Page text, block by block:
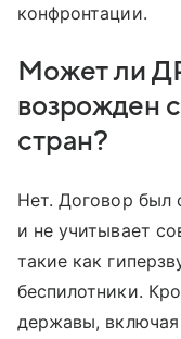
конфронтации.
Может ли
возрожден
стран?
Нет. Договор был
и не учитывает
такие как
беспилотники.
державы,